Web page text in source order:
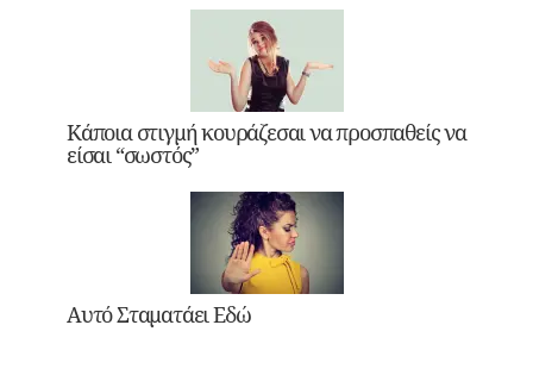
Κάποια στιγμή κουράζεσαι να προσπαθείς να
είσαι “σωστός”
Αυτό Σταματάει Εδώ